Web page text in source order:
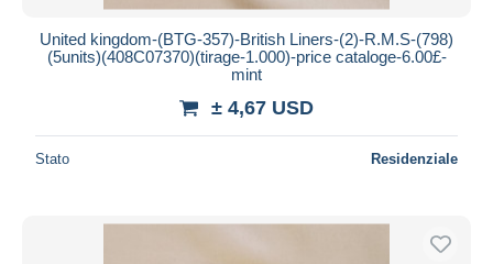
United kingdom-(BTG-357)-British Liners-(2)-R.M.S-(798)
(5units)(408C07370)(tirage-1.000)-price cataloge-6.00£-
mint
± 4,67 USD
Stato Residenziale